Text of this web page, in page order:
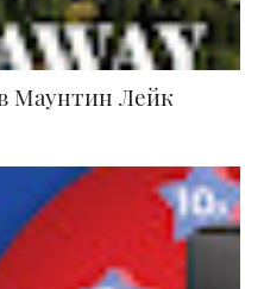
Маунтин Лейк